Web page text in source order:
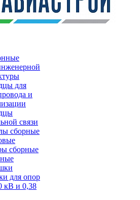
для
и
связи
сборные
сборные
для опор
кВ и 0,38